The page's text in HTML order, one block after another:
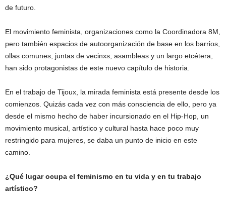
de futuro.
El movimiento feminista, organizaciones como la Coordinadora 8M,
pero también espacios de autoorganización de base en los barrios,
ollas comunes, juntas de vecinxs, asambleas y un largo etcétera,
han sido protagonistas de este nuevo capítulo de historia.
En el trabajo de Tijoux, la mirada feminista está presente desde los
comienzos. Quizás cada vez con más consciencia de ello, pero ya
desde el mismo hecho de haber incursionado en el Hip-Hop, un
movimiento musical, artístico y cultural hasta hace poco muy
restringido para mujeres, se daba un punto de inicio en este
camino.
¿Qué lugar ocupa el feminismo en tu vida y en tu trabajo
artístico?